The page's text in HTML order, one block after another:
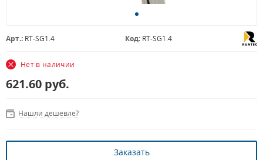
Арт.: RT-SG1.4 Код: RT-SG1.4
Нет в наличии
621.60 руб.
Нашли дешевле?
Заказать